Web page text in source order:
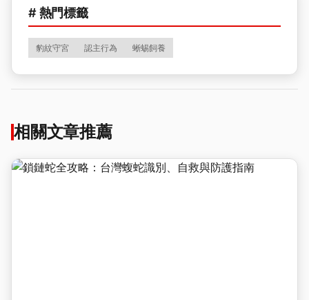
# 熱門標籤
豹紋守宮 認主行為 蜥蜴飼養
相關文章推薦